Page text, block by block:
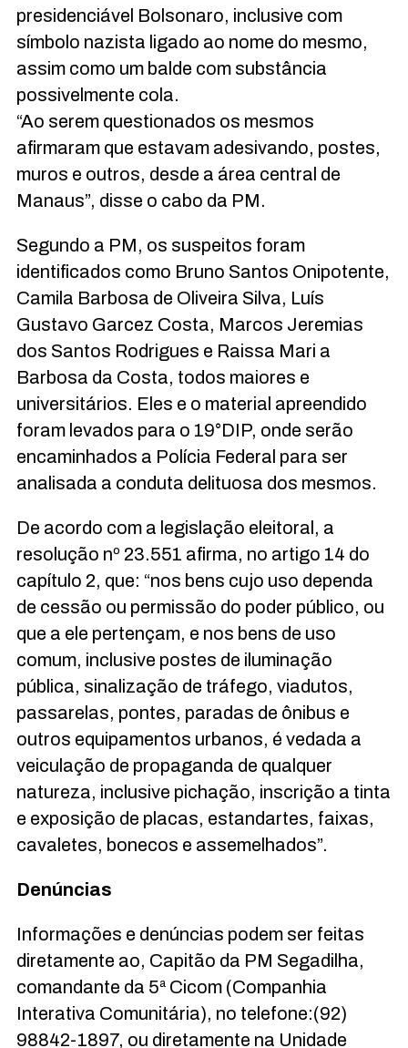
presidenciável Bolsonaro, inclusive com
símbolo nazista ligado ao nome do mesmo,
assim como um balde com substância
possivelmente cola.
“Ao serem questionados os mesmos
afirmaram que estavam adesivando, postes,
muros e outros, desde a área central de
Manaus”, disse o cabo da PM.
Segundo a PM, os suspeitos foram
identificados como Bruno Santos Onipotente,
Camila Barbosa de Oliveira Silva, Luís
Gustavo Garcez Costa, Marcos Jeremias
dos Santos Rodrigues e Raissa Mari a
Barbosa da Costa, todos maiores e
universitários. Eles e o material apreendido
foram levados para o 19°DIP, onde serão
encaminhados a Polícia Federal para ser
analisada a conduta delituosa dos mesmos.
De acordo com a legislação eleitoral, a
resolução nº 23.551 afirma, no artigo 14 do
capítulo 2, que: “nos bens cujo uso dependa
de cessão ou permissão do poder público, ou
que a ele pertençam, e nos bens de uso
comum, inclusive postes de iluminação
pública, sinalização de tráfego, viadutos,
passarelas, pontes, paradas de ônibus e
outros equipamentos urbanos, é vedada a
veiculação de propaganda de qualquer
natureza, inclusive pichação, inscrição a tinta
e exposição de placas, estandartes, faixas,
cavaletes, bonecos e assemelhados”.
Denúncias
Informações e denúncias podem ser feitas
diretamente ao, Capitão da PM Segadilha,
comandante da 5ª Cicom (Companhia
Interativa Comunitária), no telefone:(92)
98842-1897, ou diretamente na Unidade